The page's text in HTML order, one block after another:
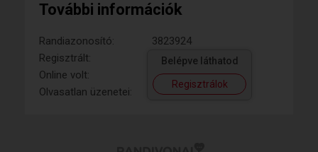
További információk
Randiazonosító:
3823924
Regisztrált:
Online volt:
Olvasatlan üzenetei:
Belépve láthatod
Regisztrálok